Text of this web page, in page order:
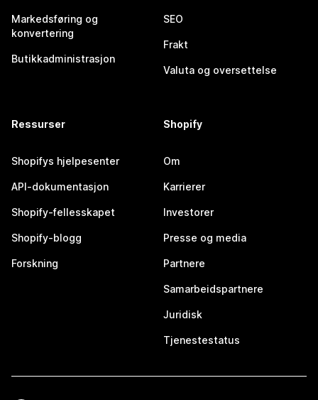
Markedsføring og
konvertering
Butikkadministrasjon
SEO
Frakt
Valuta og oversettelse
Ressurser
Shopifys hjelpesenter
API-dokumentasjon
Shopify-fellesskapet
Shopify-blogg
Forskning
Shopify
Om
Karrierer
Investorer
Presse og media
Partnere
Samarbeidspartnere
Juridisk
Tjenestestatus